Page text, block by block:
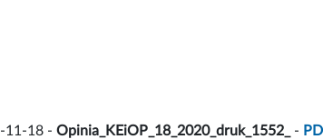
11-18 - Opinia_KEiOP_18_2020_druk_1552_ -